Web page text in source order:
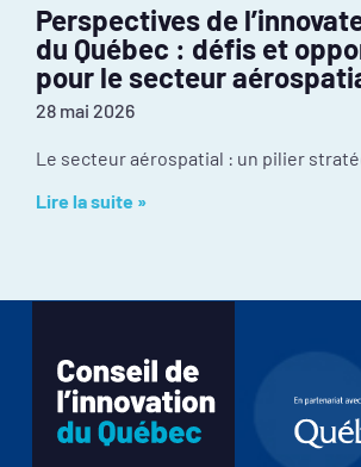
Perspectives de
du Québec : défis et
pour le secteur
28 mai 2026
Lire la suite »